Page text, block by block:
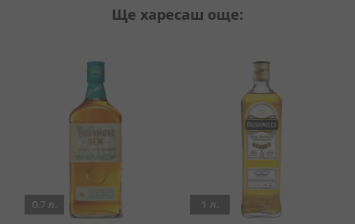
Ще харесаш още:
0.7 л. 1 л.